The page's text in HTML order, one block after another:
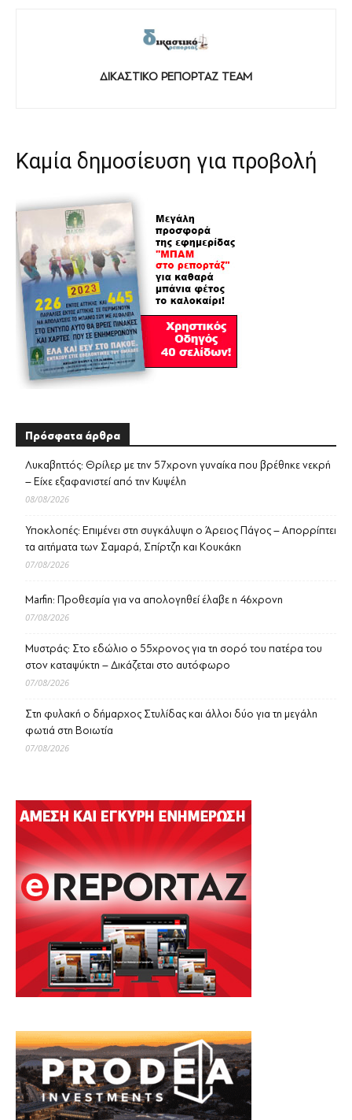
ΔΙΚΑΣΤΙΚΟ ΡΕΠΟΡΤΑΖ TEAM
Καμία δημοσίευση για προβολή
Πρόσφατα άρθρα
Λυκαβηττός: Θρίλερ με την 57χρονη γυναίκα που βρέθηκε νεκρή
– Είχε εξαφανιστεί από την Κυψέλη
08/08/2026
Υποκλοπές: Επιμένει στη συγκάλυψη ο Άρειος Πάγος – Απορρίπτει
τα αιτήματα των Σαμαρά, Σπίρτζη και Κουκάκη
07/08/2026
Marfin: Προθεσμία για να απολογηθεί έλαβε η 46χρονη
07/08/2026
Μυστράς: Στο εδώλιο ο 55χρονος για τη σορό του πατέρα του
στον καταψύκτη – Δικάζεται στο αυτόφωρο
07/08/2026
Στη φυλακή ο δήμαρχος Στυλίδας και άλλοι δύο για τη μεγάλη
φωτιά στη Βοιωτία
07/08/2026